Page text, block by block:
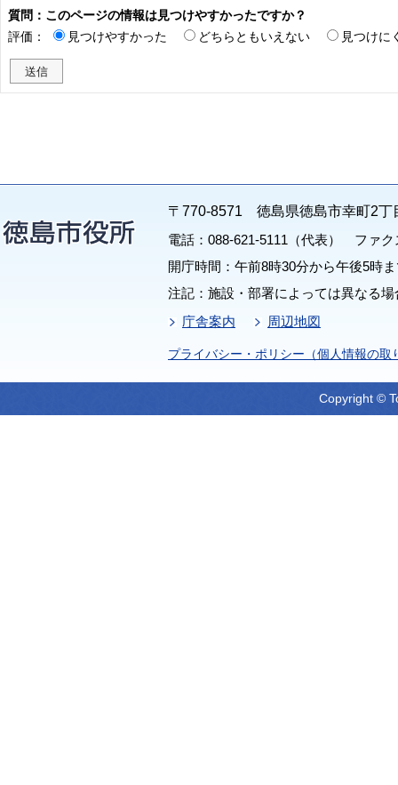
質問：このページの情報は見つけやすかったですか？
評価：
見つけやすかった どちらともいえない 見つけに
〒770-8571 徳島県徳島市幸町2丁
電話：088-621-5111（代表） ファク
開庁時間：午前8時30分から午後5時
注記：施設・部署によっては異なる
庁舎案内
周辺地図
プライバシー・ポリシー（個人情報の取
Copyright ©